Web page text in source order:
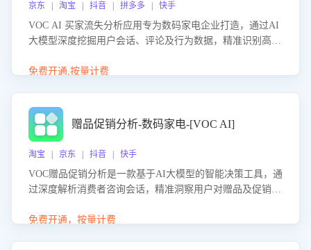
京东 | 淘宝 | 抖音 | 拼多多 | 快手
VOC AI 买家流失分析应用专为数码家电企业打造，通过AI
大模型深度挖掘用户会话、评论及行为数据，精准识别高流
应延迟、竞品价格冲击等。系统自动输出可落地的挽回策
免费开通,按量计费
赠品促销分析-数码家电-[VOC AI]
淘宝 | 京东 | 抖音 | 快手
VOC赠品促销分析是一款基于AI大模型的智能决策工具，通
过深度解析消费者咨询会话，精准洞察用户对赠品及促销政
销诉求，帮助企业制定个性化赠品组合策略，优化资源投放
免费开通，按量计费